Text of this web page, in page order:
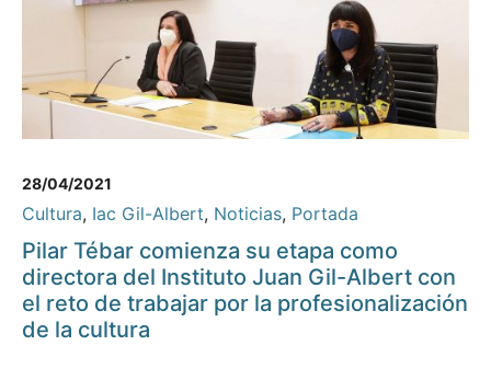
28/04/2021
Cultura, Iac Gil-Albert, Noticias, Portada
Pilar Tébar comienza su etapa como
directora del Instituto Juan Gil-Albert con
el reto de trabajar por la profesionalización
de la cultura